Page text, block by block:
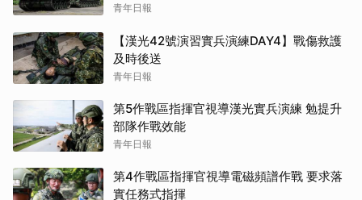
青年日報
【漢光42號演習實兵演練DAY4】戰傷救護
及時後送
青年日報
第5作戰區指揮官視導漢光實兵演練 勉提升
部隊作戰效能
青年日報
第4作戰區指揮官視導電磁頻譜作戰 要求落
實任務式指揮